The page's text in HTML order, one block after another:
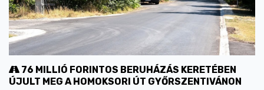
76 MILLIÓ FORINTOS BERUHÁZÁS KERETÉBEN
ÚJULT MEG A HOMOKSORI ÚT GYŐRSZENTIVÁNON